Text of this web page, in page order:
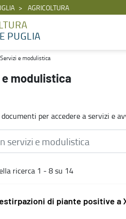
AGRICOLTURA
PUGLIA
Servizi e modulistica
e modulistica
per accedere a servizi e
ricerca 1 - 8 su 14
di piante positive a